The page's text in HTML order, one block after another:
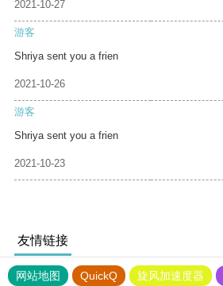
2021-10-27
游客
Shriya sent you a frien
2021-10-26
游客
Shriya sent you a frien
2021-10-23
友情链接
网站地图 QuickQ 旋风加速度器